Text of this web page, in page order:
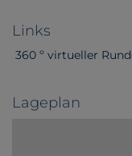
Links
360 º virtueller
Lageplan